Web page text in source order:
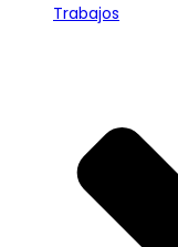
Trabajos